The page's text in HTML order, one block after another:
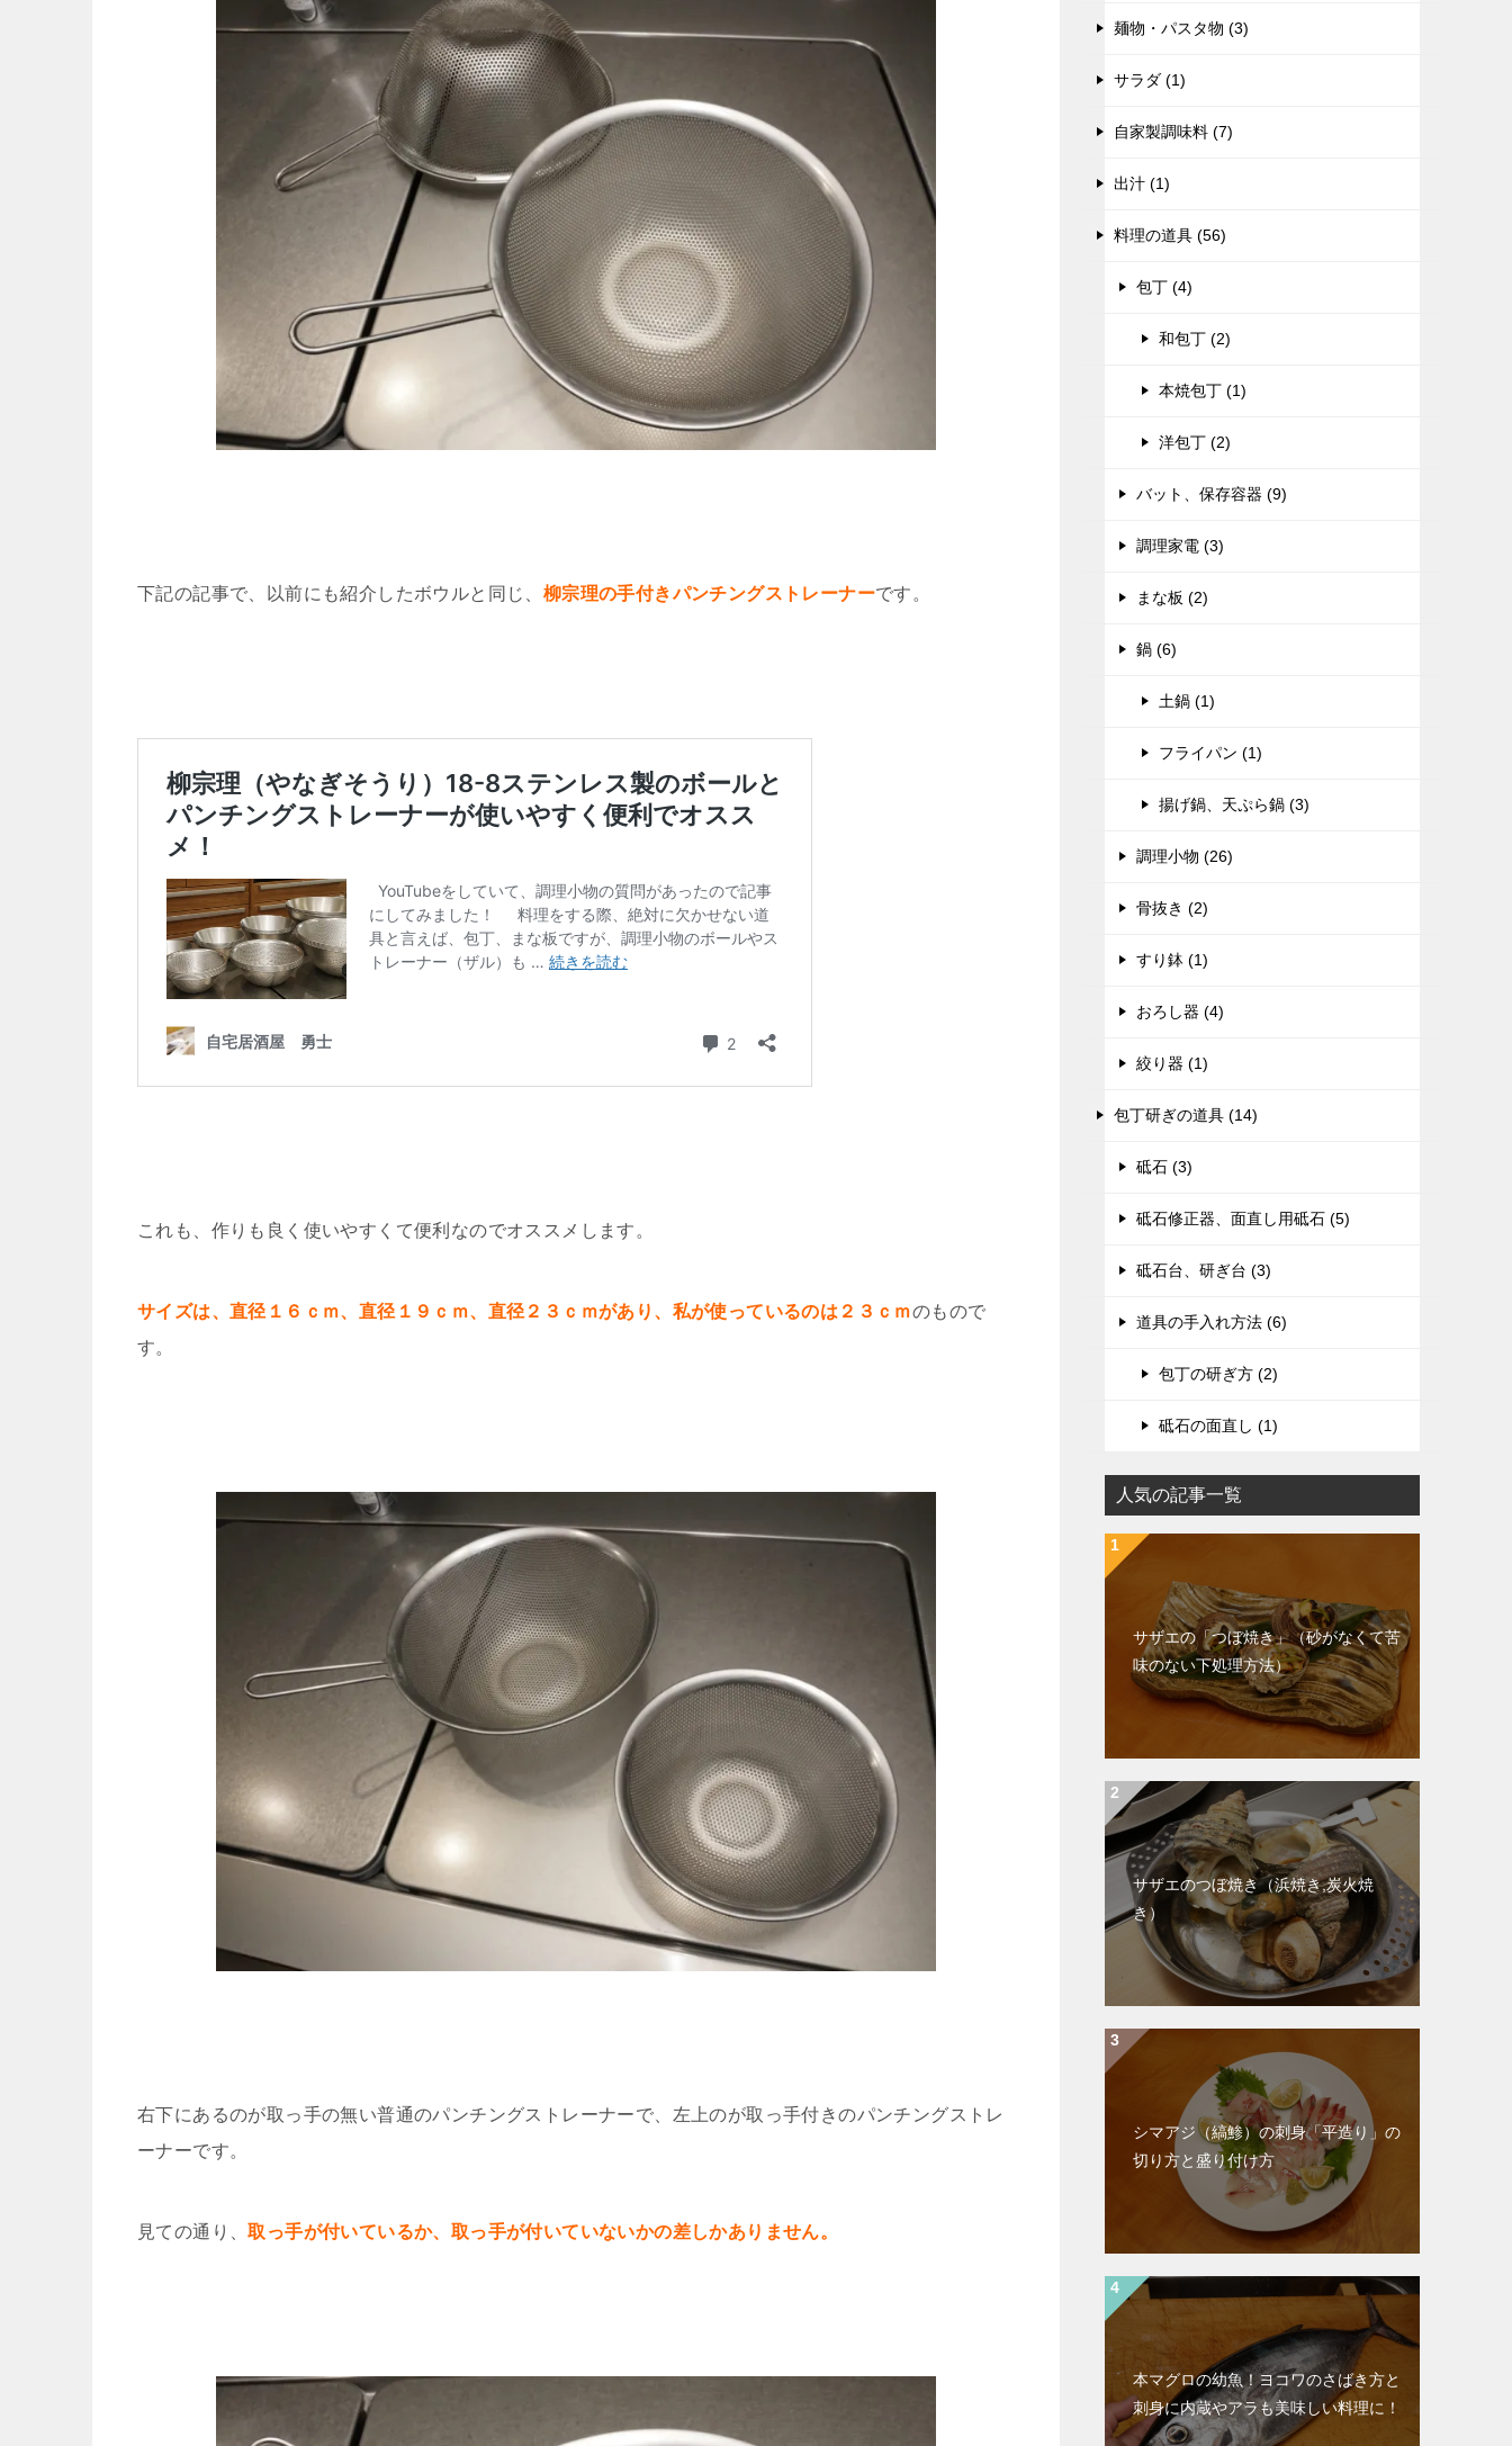
下記の記事で、以前にも紹介したボウルと同じ、 柳宗理の手付きパンチングストレーナーです。
これも、作りも良く使いやすくて便利なのでオススメします。
サイズは、直径１６ｃｍ、直径１９ｃｍ、直径２３ｃｍがあり、私が使っているのは２３ｃｍのもので
す。
右下にあるのが取っ手の無い普通のパンチングストレーナーで、左上のが取っ手付きのパンチングストレ
ーナーです。
見ての通り、取っ手が付いているか、取っ手が付いていないかの差しかありません。
麺物・パスタ物 (3)
サラダ (1)
自家製調味料 (7)
出汁 (1)
料理の道具 (56)
包丁 (4)
和包丁 (2)
本焼包丁 (1)
洋包丁 (2)
バット、保存容器 (9)
調理家電 (3)
まな板 (2)
鍋 (6)
土鍋 (1)
フライパン (1)
揚げ鍋、天ぷら鍋 (3)
調理小物 (26)
骨抜き (2)
すり鉢 (1)
おろし器 (4)
絞り器 (1)
包丁研ぎの道具 (14)
砥石 (3)
砥石修正器、面直し用砥石 (5)
砥石台、研ぎ台 (3)
道具の手入れ方法 (6)
包丁の研ぎ方 (2)
砥石の面直し (1)
人気の記事一覧
サザエの「つぼ焼き」（砂がなくて苦
味のない下処理方法）
サザエのつぼ焼き（浜焼き,炭火焼
き）
シマアジ（縞鯵）の刺身「平造り」の
切り方と盛り付け方
本マグロの幼魚！ヨコワのさばき方と
刺身に内蔵やアラも美味しい料理に！